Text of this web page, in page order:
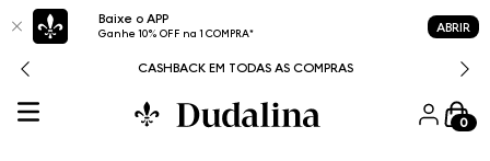
Baixe o APP
Ganhe 10% OFF na 1 COMPRA* ABRIR
CASHBACK EM TODAS AS COMPRAS
0